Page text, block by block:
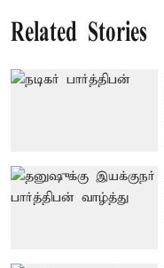
Related Stories